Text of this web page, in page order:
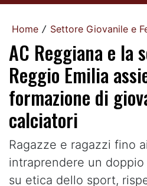
Home / Settore Giovanile e
AC Reggiana e la
Reggio Emilia
formazione di
calciatori
Ragazze e ragazzi fino
intraprendere un
su etica dello sport,